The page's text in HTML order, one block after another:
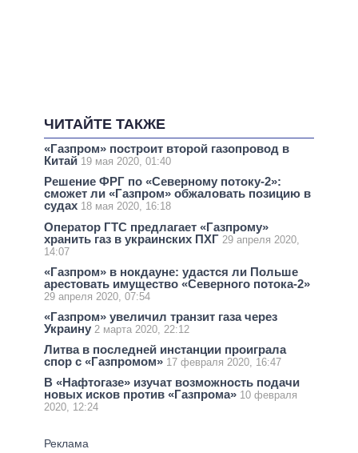
ЧИТАЙТЕ ТАКЖЕ
«Газпром» построит второй газопровод в
Китай 19 мая 2020, 01:40
Решение ФРГ по «Северному потоку-2»:
сможет ли «Газпром» обжаловать позицию в
судах 18 мая 2020, 16:18
Оператор ГТС предлагает «Газпрому»
хранить газ в украинских ПХГ 29 апреля 2020,
14:07
«Газпром» в нокдауне: удастся ли Польше
арестовать имущество «Северного потока-2»
29 апреля 2020, 07:54
«Газпром» увеличил транзит газа через
Украину 2 марта 2020, 22:12
Литва в последней инстанции проиграла
спор с «Газпромом» 17 февраля 2020, 16:47
В «Нафтогазе» изучат возможность подачи
новых исков против «Газпрома» 10 февраля
2020, 12:24